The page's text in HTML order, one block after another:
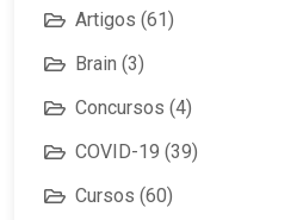
Artigos (61)
Brain (3)
Concursos (4)
COVID-19 (39)
Cursos (60)